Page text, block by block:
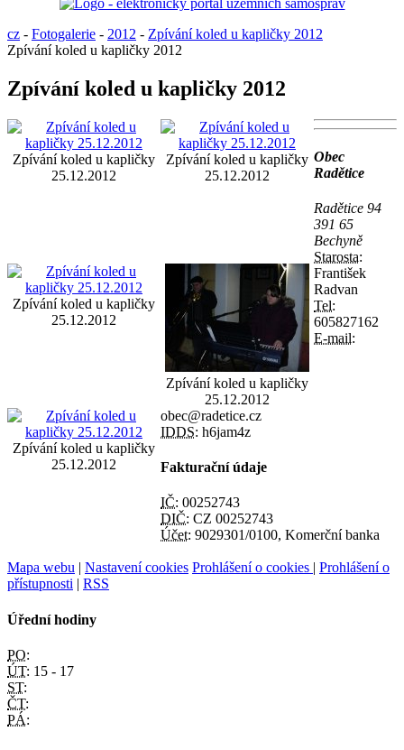
cz - Fotogalerie - 2012 - Zpívání koled u kapličky 2012
Zpívání koled u kapličky 2012
Zpívání koled u kapličky 2012
Zpívání koled u kapličky
25.12.2012
Zpívání koled u kapličky
25.12.2012
Zpívání koled u kapličky
25.12.2012
Zpívání koled u kapličky
25.12.2012
Zpívání koled u kapličky
25.12.2012
Obec
Radětice
Radětice 94
391 65
Bechyně
Starosta:
František
Radvan
Tel:
605827162
E-mail:
obec@radetice.cz
IDDS: h6jam4z
Fakturační údaje
IČ: 00252743
DIČ: CZ 00252743
Účet: 9029301/0100, Komerční banka
Mapa webu | Nastavení cookies Prohlášení o cookies | Prohlášení o
přístupnosti | RSS
Úřední hodiny
PO:
ÚT: 15 - 17
ST:
ČT:
PÁ: